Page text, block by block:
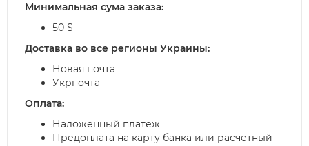
Минимальная сума заказа:
50 $
Доставка во все регионы Украины:
Новая почта
Укрпочта
Оплата:
Наложенный платеж
Предоплата на карту банка или расчетный